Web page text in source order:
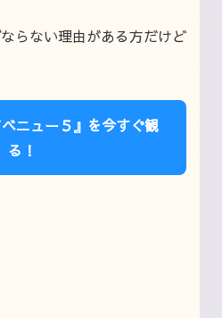
らない理由がある方だけど
ニュー５』を今すぐ観
る！